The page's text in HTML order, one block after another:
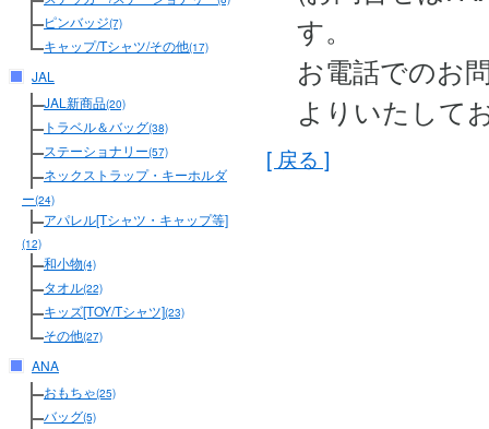
ピンバッジ(7)
キャップ/Tシャツ/その他(17)
JAL
JAL新商品(20)
トラベル＆バッグ(38)
ステーショナリー(57)
ネックストラップ・キーホルダ
ー(24)
アパレル[Tシャツ・キャップ等]
(12)
和小物(4)
タオル(22)
キッズ[TOY/Tシャツ](23)
その他(27)
ANA
おもちゃ(25)
バッグ(5)
す。
お電話でのお
よりいたして
[ 戻る ]